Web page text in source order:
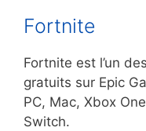
Fortnite
Fortnite est l’un
gratuits sur Epic
PC, Mac, Xbox
Switch.